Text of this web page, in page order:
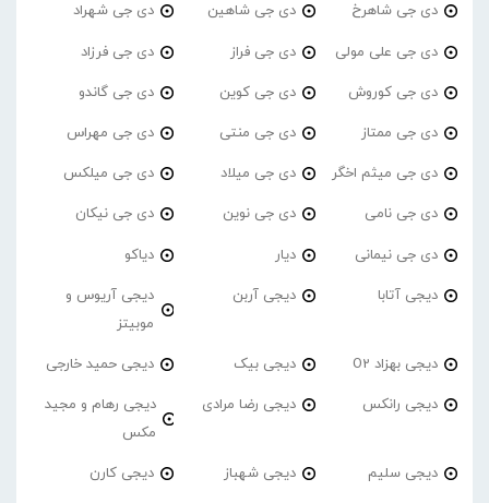
دی جی شاهرخ دی جی شاهین دی جی شهراد
دی جی علی مولی دی جی فراز دی جی فرزاد
دی جی کوروش دی جی کوین دی جی گاندو
دی جی ممتاز دی جی منتی دی جی مهراس
دی جی میثم اخگر دی جی میلاد دی جی میلکس
دی جی نامی دی جی نوین دی جی نیکان
دی جی نیمانی دیار دیاکو
دیجی آتابا دیجی آربن
دیجی آریوس و
موبیتز
دیجی بهزاد O2 دیجی بیک دیجی حمید خارجی
دیجی رانکس دیجی رضا مرادی
دیجی رهام و مجید
مکس
دیجی سلیم دیجی شهباز دیجی کارن